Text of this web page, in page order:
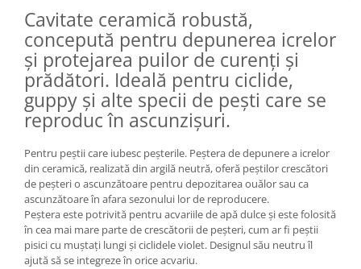
Rozatoare
Igiena rozatoare
Hrana Rozatoare
Reptile
Hrana reptile
Igiena reptile
Decoruri terarii
Incalzitoare si pompe terarii
Solutii iluminat terarii
Lampi terarii
Suplimente vitamino minerale
reptile
Cavitate ceramică robustă,
concepută pentru depunerea icrelor
și protejarea puilor de curenți și
prădători. Ideală pentru ciclide,
guppy și alte specii de pești care se
reproduc în ascunzișuri.
Pentru peștii care iubesc peșterile. Peștera de depunere a icrelor
din ceramică, realizată din argilă neutră, oferă peștilor crescători
de peșteri o ascunzătoare pentru depozitarea ouălor sau ca
ascunzătoare în afara sezonului lor de reproducere.
Peștera este potrivită pentru acvariile de apă dulce și este folosită
în cea mai mare parte de crescătorii de peșteri, cum ar fi peștii
pisici cu muștați lungi și ciclidele violet. Designul său neutru îl
ajută să se integreze în orice acvariu.